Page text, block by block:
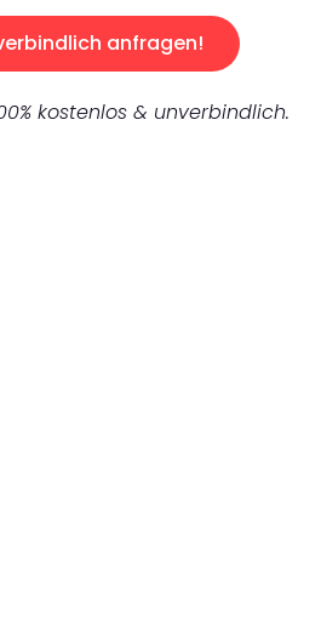
anfragen!
kostenlos & unverbindlich.